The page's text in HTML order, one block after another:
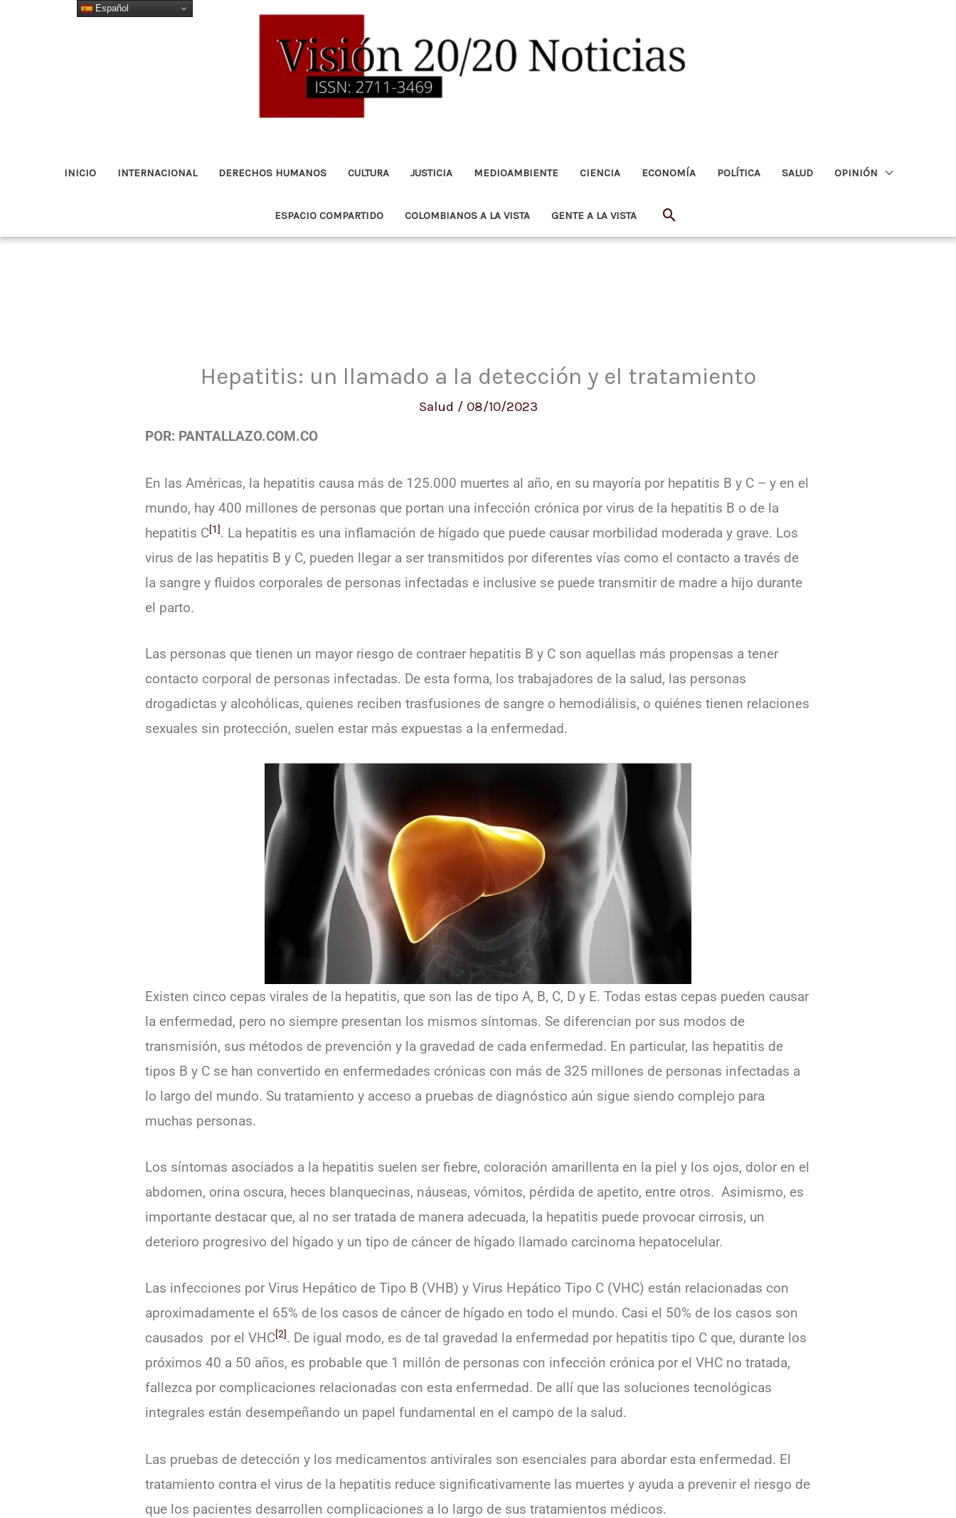
INICIO INTERNACIONAL DERECHOS HUMANOS CULTURA JUSTICIA MEDIOAMBIENTE CIENCIA ECONOMÍA POLÍTICA SALUD OPINIÓN
ESPACIO COMPARTIDO COLOMBIANOS A LA VISTA GENTE A LA VISTA Buscar
Hepatitis: un llamado a la detección y el tratamiento
Salud / 08/10/2023
POR: PANTALLAZO.COM.CO
En las Américas, la hepatitis causa más de 125.000 muertes al año, en su mayoría por hepatitis B y C – y en el
mundo, hay 400 millones de personas que portan una infección crónica por virus de la hepatitis B o de la
hepatitis C[1]. La hepatitis es una inflamación de hígado que puede causar morbilidad moderada y grave. Los
virus de las hepatitis B y C, pueden llegar a ser transmitidos por diferentes vías como el contacto a través de
la sangre y fluidos corporales de personas infectadas e inclusive se puede transmitir de madre a hijo durante
el parto.
Las personas que tienen un mayor riesgo de contraer hepatitis B y C son aquellas más propensas a tener
contacto corporal de personas infectadas. De esta forma, los trabajadores de la salud, las personas
drogadictas y alcohólicas, quienes reciben trasfusiones de sangre o hemodiálisis, o quiénes tienen relaciones
sexuales sin protección, suelen estar más expuestas a la enfermedad.
Existen cinco cepas virales de la hepatitis, que son las de tipo A, B, C, D y E. Todas estas cepas pueden causar
la enfermedad, pero no siempre presentan los mismos síntomas. Se diferencian por sus modos de
transmisión, sus métodos de prevención y la gravedad de cada enfermedad. En particular, las hepatitis de
tipos B y C se han convertido en enfermedades crónicas con más de 325 millones de personas infectadas a
lo largo del mundo. Su tratamiento y acceso a pruebas de diagnóstico aún sigue siendo complejo para
muchas personas.
Los síntomas asociados a la hepatitis suelen ser fiebre, coloración amarillenta en la piel y los ojos, dolor en el
abdomen, orina oscura, heces blanquecinas, náuseas, vómitos, pérdida de apetito, entre otros. Asimismo, es
importante destacar que, al no ser tratada de manera adecuada, la hepatitis puede provocar cirrosis, un
deterioro progresivo del hígado y un tipo de cáncer de hígado llamado carcinoma hepatocelular.
Las infecciones por Virus Hepático de Tipo B (VHB) y Virus Hepático Tipo C (VHC) están relacionadas con
aproximadamente el 65% de los casos de cáncer de hígado en todo el mundo. Casi el 50% de los casos son
causados ​​ por el VHC[2]. De igual modo, es de tal gravedad la enfermedad por hepatitis tipo C que, durante los
próximos 40 a 50 años, es probable que 1 millón de personas con infección crónica por el VHC no tratada,
fallezca por complicaciones relacionadas con esta enfermedad. De allí que las soluciones tecnológicas
integrales están desempeñando un papel fundamental en el campo de la salud.
Las pruebas de detección y los medicamentos antivirales son esenciales para abordar esta enfermedad. El
tratamiento contra el virus de la hepatitis reduce significativamente las muertes y ayuda a prevenir el riesgo de
que los pacientes desarrollen complicaciones a lo largo de sus tratamientos médicos.
Español